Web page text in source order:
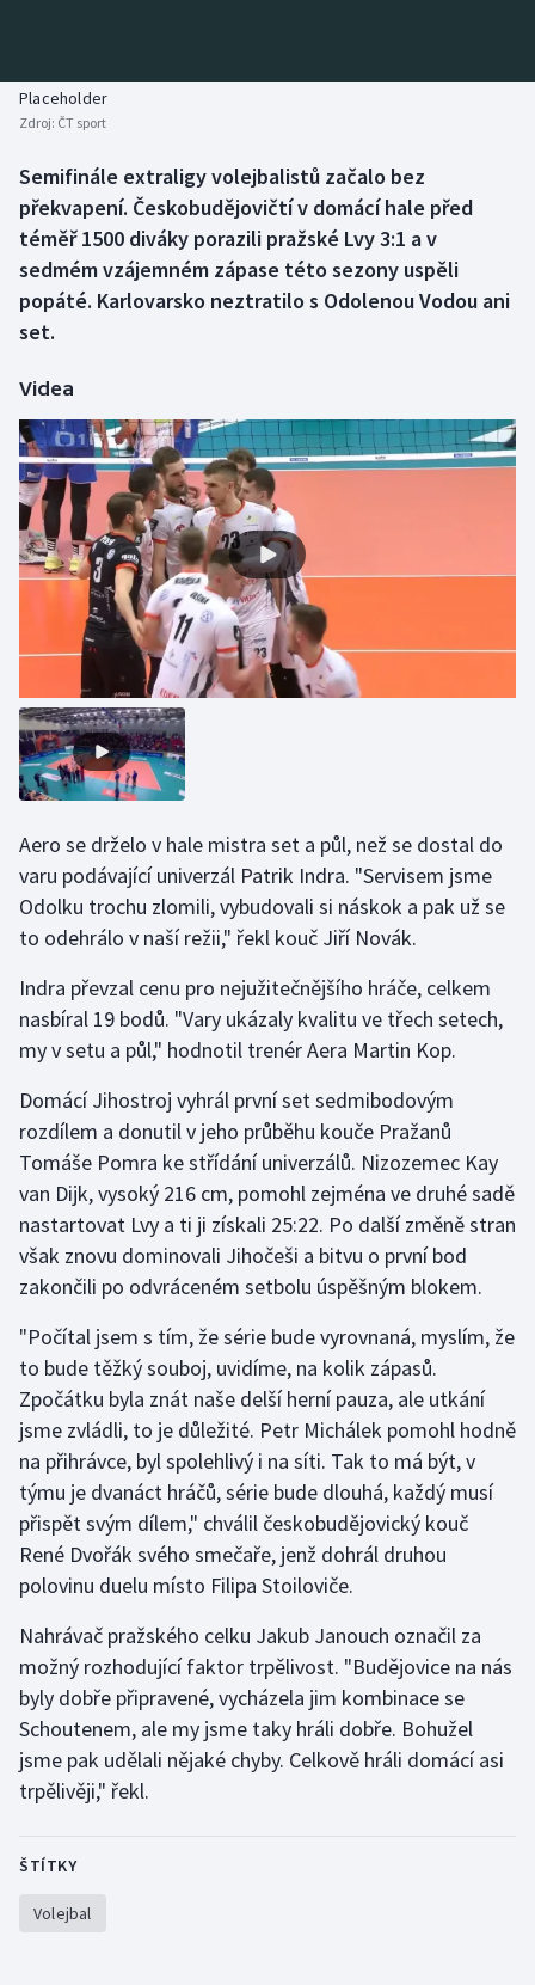
Biatlon
Boby a skeleton
Box
Curling
Florbal
Futsal
Golf
Gymnastika
Házená
Jezdectví
Judo
Lezení
Lyže a snowboard
Moderní pětiboj
Motorsport
Olympijské hry
Parasport
Plavání
Plážový volejbal
Ragby
Rychlobruslení
Rychlostní kanoistika
Short track
Sportovní střelba
Stolní tenis
Triatlon
Veslování
Vodní slalom
Volejbal
Ostatní
Aplikace ČT sport
AZ kvíz
Placeholder
Zdroj: ČT sport
Semifinále extraligy volejbalistů začalo bez
překvapení. Českobudějovičtí v domácí hale před
téměř 1500 diváky porazili pražské Lvy 3:1 a v
sedmém vzájemném zápase této sezony uspěli
popáté. Karlovarsko neztratilo s Odolenou Vodou ani
set.
Videa
Aero se drželo v hale mistra set a půl, než se dostal do
varu podávající univerzál Patrik Indra. "Servisem jsme
Odolku trochu zlomili, vybudovali si náskok a pak už se
to odehrálo v naší režii," řekl kouč Jiří Novák.
Indra převzal cenu pro nejužitečnějšího hráče, celkem
nasbíral 19 bodů. "Vary ukázaly kvalitu ve třech setech,
my v setu a půl," hodnotil trenér Aera Martin Kop.
Domácí Jihostroj vyhrál první set sedmibodovým
rozdílem a donutil v jeho průběhu kouče Pražanů
Tomáše Pomra ke střídání univerzálů. Nizozemec Kay
van Dijk, vysoký 216 cm, pomohl zejména ve druhé sadě
nastartovat Lvy a ti ji získali 25:22. Po další změně stran
však znovu dominovali Jihočeši a bitvu o první bod
zakončili po odvráceném setbolu úspěšným blokem.
"Počítal jsem s tím, že série bude vyrovnaná, myslím, že
to bude těžký souboj, uvidíme, na kolik zápasů.
Zpočátku byla znát naše delší herní pauza, ale utkání
jsme zvládli, to je důležité. Petr Michálek pomohl hodně
na přihrávce, byl spolehlivý i na síti. Tak to má být, v
týmu je dvanáct hráčů, série bude dlouhá, každý musí
přispět svým dílem," chválil českobudějovický kouč
René Dvořák svého smečaře, jenž dohrál druhou
polovinu duelu místo Filipa Stoiloviče.
Nahrávač pražského celku Jakub Janouch označil za
možný rozhodující faktor trpělivost. "Budějovice na nás
byly dobře připravené, vycházela jim kombinace se
Schoutenem, ale my jsme taky hráli dobře. Bohužel
jsme pak udělali nějaké chyby. Celkově hráli domácí asi
trpělivěji," řekl.
ŠTÍTKY
Volejbal